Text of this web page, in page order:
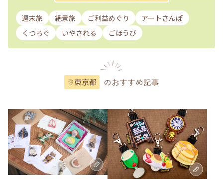
週末旅 絶景旅 ご利益めぐり
アートさんぽ
くつろぐ
いやされる ごほうび
東京都 のおすすめ記事